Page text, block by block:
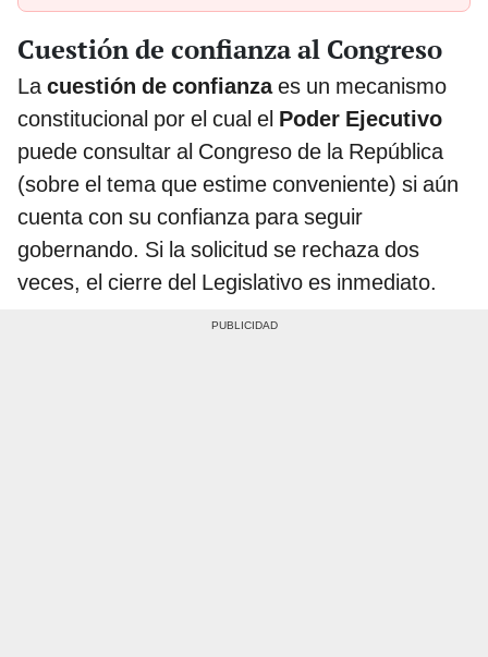
Cuestión de confianza al Congreso
Lacuestión de confianzaes un mecanismo
constitucional por el cual el Poder Ejecutivo
puede consultar al Congreso de la República
(sobre el tema que estime conveniente) si aún
cuenta con su confianza para seguir
gobernando. Si la solicitud se rechaza dos
veces, el cierre del Legislativo es inmediato.